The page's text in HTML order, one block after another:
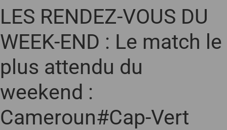
LES RENDEZ-VOUS DU
WEEK-END : Le match le
plus attendu du
weekend :
Cameroun#Cap-Vert